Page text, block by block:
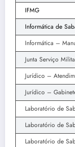
IFMG
Informática de
Informática –
Junta Serviço
Jurídico –
Jurídico –
Laboratório de
Laboratório de
Laboratório de